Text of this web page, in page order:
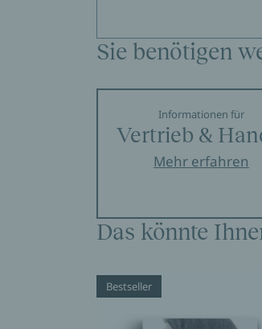
Sie benötigen
Informationen für
Vertrieb &
Mehr erfahren
Das könnte
Bestseller